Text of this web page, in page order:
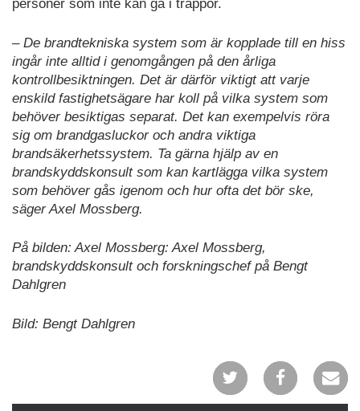
personer som inte kan gå i trappor.
– De brandtekniska system som är kopplade till en hiss
ingår inte alltid i genomgången på den årliga
kontrollbesiktningen. Det är därför viktigt att varje
enskild fastighetsägare har koll på vilka system som
behöver besiktigas separat. Det kan exempelvis röra
sig om brandgasluckor och andra viktiga
brandsäkerhetssystem. Ta gärna hjälp av en
brandskyddskonsult som kan kartlägga vilka system
som behöver gås igenom och hur ofta det bör ske,
säger Axel Mossberg.
På bilden: Axel Mossberg: Axel Mossberg,
brandskyddskonsult och forskningschef på Bengt
Dahlgren
Bild: Bengt Dahlgren